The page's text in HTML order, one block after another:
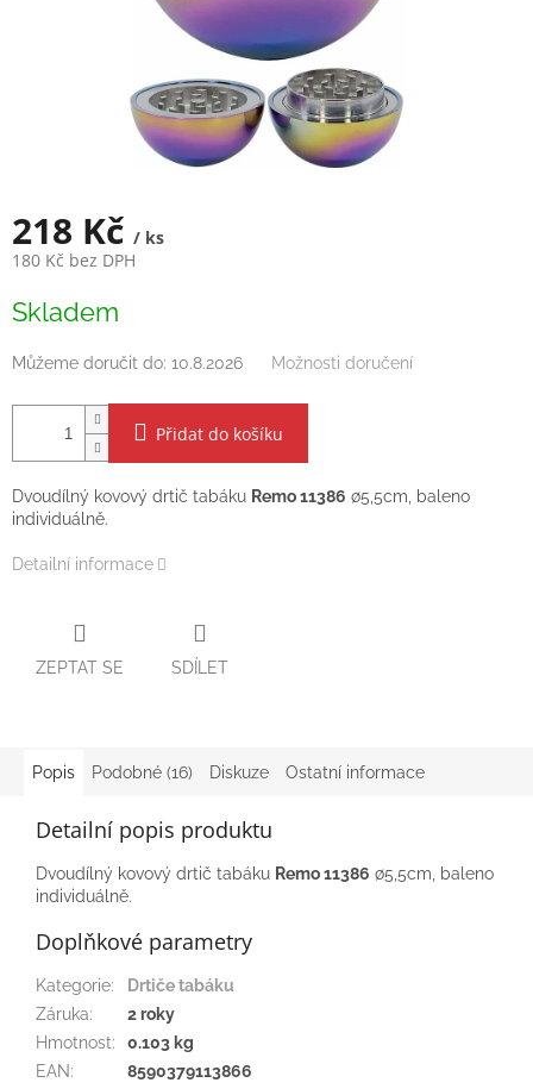
218 Kč / ks
180 Kč bez DPH
cena:
Skladem
Můžeme doručit do: 10.8.2026 Možnosti doručení
Přidat do košíku
Dvoudílný kovový drtič tabáku Remo 11386 ∅5,5cm, baleno
individuálně.
Detailní informace
ZEPTAT SE SDÍLET
Popis Podobné (16) Diskuze Ostatní informace
Detailní popis produktu
Dvoudílný kovový drtič tabáku Remo 11386 ∅5,5cm, baleno
individuálně.
Doplňkové parametry
Kategorie:
Drtiče tabáku
Záruka:
2 roky
Hmotnost:
0.103 kg
EAN: 8590379113866